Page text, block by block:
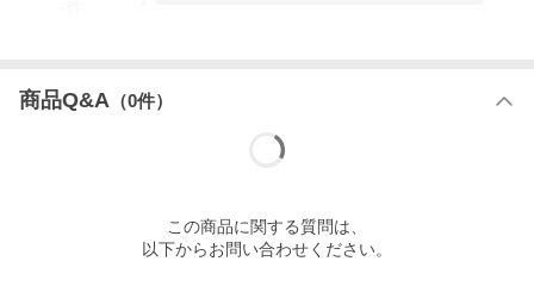
商品Q&A （0件）
この商品に関する質問は、
以下からお問い合わせください。